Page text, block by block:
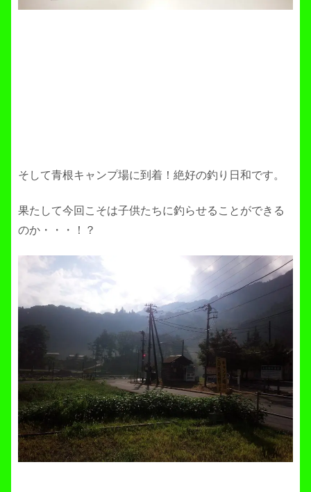
そして青根キャンプ場に到着！絶好の釣り日和です。
果たして今回こそは子供たちに釣らせることができる
のか・・・！？